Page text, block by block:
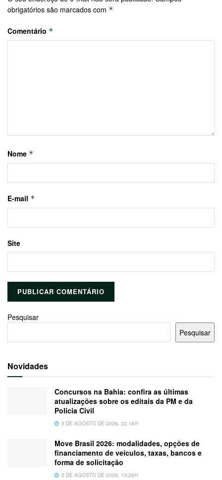
obrigatórios são marcados com *
Comentário *
Nome *
E-mail *
Site
Pesquisar
Pesquisar
Novidades
Concursos na Bahia: confira as últimas
atualizações sobre os editais da PM e da
Polícia Civil
5 DE AGOSTO DE 2026, 22:14H
Move Brasil 2026: modalidades, opções de
financiamento de veículos, taxas, bancos e
forma de solicitação
5 DE AGOSTO DE 2026, 19:26H